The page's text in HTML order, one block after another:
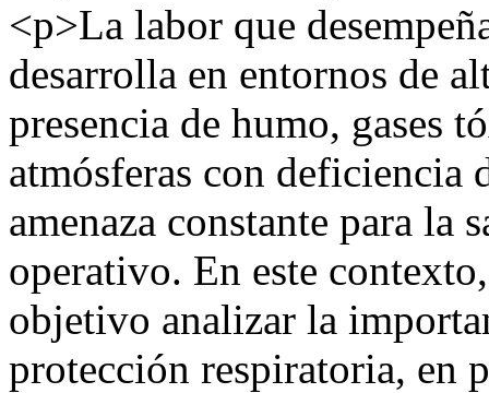
<p>La labor que
desarrolla en entornos de
presencia de humo, gases
atmósferas con deficiencia
amenaza constante para la
operativo. En este
objetivo analizar la
protección respiratoria, en